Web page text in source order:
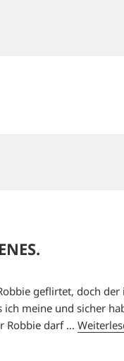
geflirtet, doch
meine und sicher
Robbie darf …